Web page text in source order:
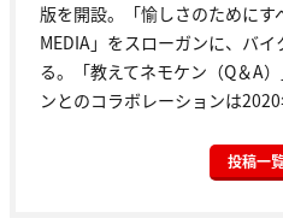
版を開設。「愉しさのためにす
MEDIA」をスローガンに、バ
る。「教えてネモケン（Q＆A
ンとのコラボレーションは2020
投稿一